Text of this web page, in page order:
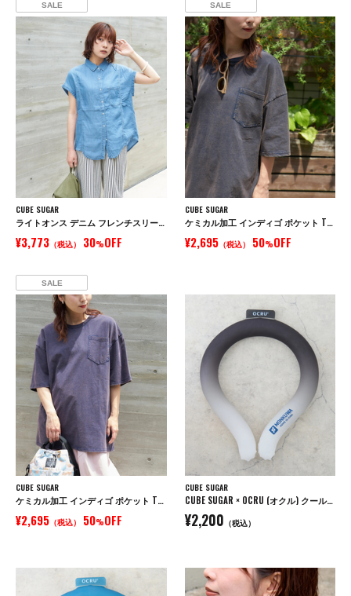
SALE
CUBE SUGAR
ライトオンス デニム フレンチスリーブ シャツ
¥3,773 （税込） 30%OFF
SALE
CUBE SUGAR
ケミカル加工 インディゴ ポケット Tシャツ
¥2,695（税込） 50%OFF
SALE
CUBE SUGAR
ケミカル加工 インディゴ ポケット Tシャツ
¥2,695 （税込） 50%OFF
CUBE SUGAR
CUBE SUGAR × OCRU (オクル) クールリング
¥2,200 （税込）